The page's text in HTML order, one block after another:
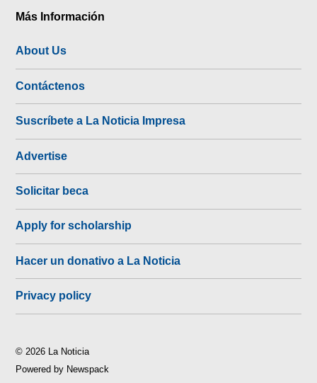
Más Información
About Us
Contáctenos
Suscríbete a La Noticia Impresa
Advertise
Solicitar beca
Apply for scholarship
Hacer un donativo a La Noticia
Privacy policy
© 2026 La Noticia
Powered by Newspack